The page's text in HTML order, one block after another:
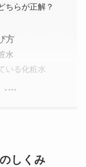
ちらが正解？
方
水
いる化粧水
しくみ